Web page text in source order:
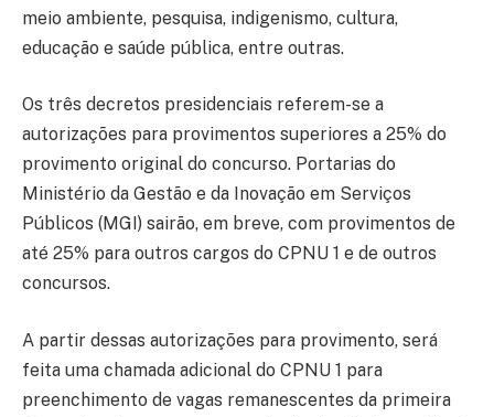
meio ambiente, pesquisa, indigenismo, cultura,
educação e saúde pública, entre outras.
Os três decretos presidenciais referem-se a
autorizações para provimentos superiores a 25% do
provimento original do concurso. Portarias do
Ministério da Gestão e da Inovação em Serviços
Públicos (MGI) sairão, em breve, com provimentos de
até 25% para outros cargos do CPNU 1 e de outros
concursos.
A partir dessas autorizações para provimento, será
feita uma chamada adicional do CPNU 1 para
preenchimento de vagas remanescentes da primeira